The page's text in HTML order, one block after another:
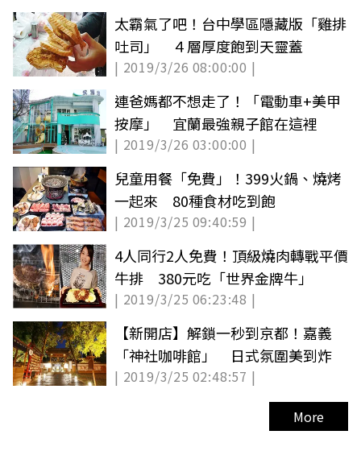
太霸氣了吧！台中學區隱藏版「雞排
吐司」 ４層厚度飽到天靈蓋
| 2019/3/26 08:00:00 |
連爸媽都不想走了！「電動車+美甲
按摩」 宜蘭最強親子館在這裡
| 2019/3/26 03:00:00 |
兒童用餐「免費」！399火鍋、燒烤
一起來 80種食材吃到飽
| 2019/3/25 09:40:59 |
4人同行2人免費！頂級燒肉轉戰平價
牛排 380元吃「世界金牌牛」
| 2019/3/25 06:23:48 |
【新開店】解鎖一秒到京都！嘉義
「神社咖啡館」 日式氛圍美到炸
| 2019/3/25 02:48:57 |
More